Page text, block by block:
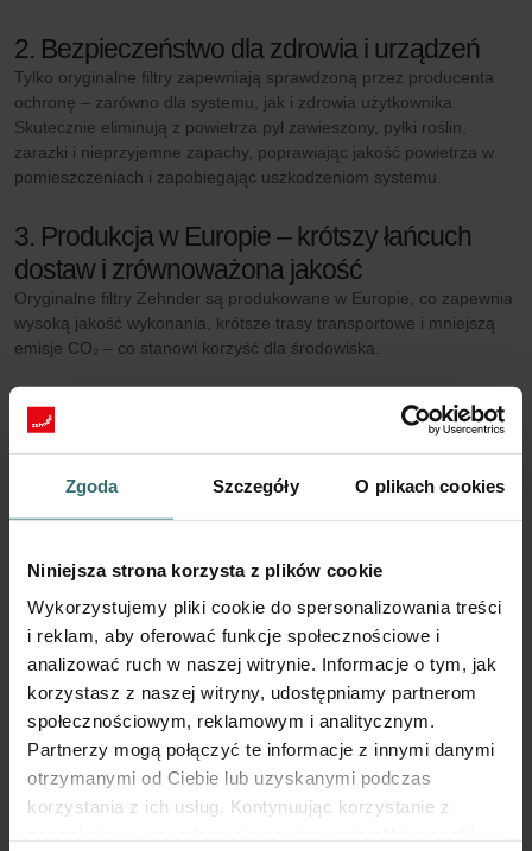
Zgoda Szczegóły O plikach cookies
Niniejsza strona korzysta z plików cookie
Wykorzystujemy pliki cookie do spersonalizowania treści
i reklam, aby oferować funkcje społecznościowe i
analizować ruch w naszej witrynie. Informacje o tym, jak
korzystasz z naszej witryny, udostępniamy partnerom
społecznościowym, reklamowym i analitycznym.
Partnerzy mogą połączyć te informacje z innymi danymi
otrzymanymi od Ciebie lub uzyskanymi podczas
korzystania z ich usług. Kontynuując korzystanie z
2. Bezpieczeństwo dla zdrowia i urządzeń
Tylko oryginalne filtry zapewniają sprawdzoną przez producenta
ochronę – zarówno dla systemu, jak i zdrowia użytkownika.
Skutecznie eliminują z powietrza pył zawieszony, pyłki roślin,
zarazki i nieprzyjemne zapachy, poprawiając jakość powietrza w
pomieszczeniach i zapobiegając uszkodzeniom systemu.
3. Produkcja w Europie – krótszy łańcuch
dostaw i zrównoważona jakość
Oryginalne filtry Zehnder są produkowane w Europie, co zapewnia
wysoką jakość wykonania, krótsze trasy transportowe i mniejszą
emisje CO₂ – co stanowi korzyść dla środowiska.
4. Maksymalna wydajność i oszczędność
energii
systemie. Skutek: niższe zużycie energii przy pełnej wydajności.
Źle dopasowany lub niskiej jakości filtr może zwiększyć opór
awarii urządzenia.
5. Zachowanie gwarancji i ochrona inwestycji
Tylko stosowanie oryginalnych filtrów Zehnder gwarantuje
zamienników lub filtrów własnej produkcji może prowadzić do
utraty gwarancji i nieprzewidzianych kosztów.
6. Zagrożenia wynikające z używania
podróbek lub niecertyfikowanych filtrów